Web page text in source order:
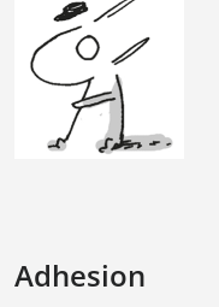
Adhesion